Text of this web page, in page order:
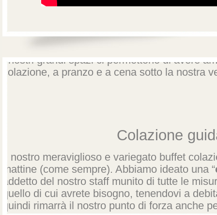
Distanze di
I nostri grandi spazi ci permettono di avere
colazione, a pranzo e a cena sotto la nostra
Colazione
Il nostro meraviglioso e variegato buffet
mattine (come sempre). Abbiamo ideato una “
addetto del nostro staff munito di tutte le
quello di cui avrete bisogno, tenendovi a
quindi rimarrà il nostro punto di forza anche